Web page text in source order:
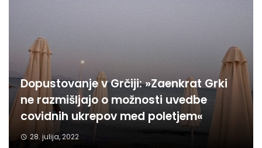
Dopustovanje v Grčiji: »Zaenkrat Grki
ne razmišljajo o možnosti uvedbe
covidnih ukrepov med poletjem«
28. julija, 2022